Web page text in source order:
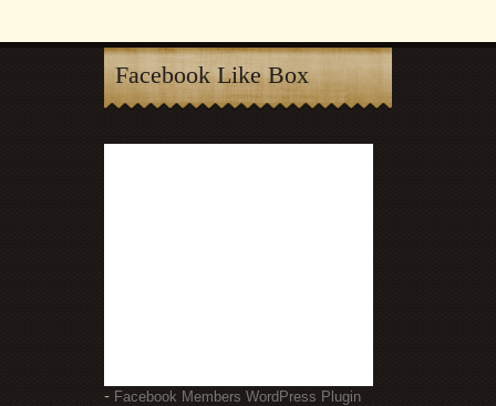
Facebook Like Box
- Facebook Members WordPress Plugin